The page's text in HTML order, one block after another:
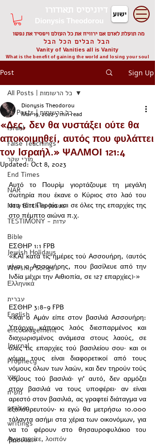
דיוניסיס תאודורו
Dionysis Theodorou
מה תועלת לאדם אם ירוויח את כל העולם ויפסיד את נפשו
הבל הבלים הכל הבל
Vanity of Vanities all is Vanity
What is the benefit of gaining the world and losing your soul
Post Sign Up
All Posts | כל הרשומות
Israel
False Teachings
מורי שקר
End Times
NAR
New Birth in Jesus
TESTIMONY - עדות
Bible
Jewish Holidays
Worship Songs
Ελληνικά
עברית
English
encouragement
Journal
Prophecy
ישוע
משיח
praise
writings
Αγρυπνείτε, λοιπόν
All Posts | כל הרשומות
«Δες, δεν θα νυστάξει oύτε θα
απoκoιμηθεί, αυτός πoυ φυλάττει
τoν Iσραήλ.» ΨΑΛΜΟΙ‬ ‭121:4
Dionysis Theodorou
Mar 19, 20223 min read
Updated:Oct 8, 2023
Αυτό το Πουρίμ γιορτάζουμε τη μεγάλη
σωτηρία που έκανε ο Κύριος στο λαό του
στη τότε Περσία και σε όλες της επαρχίες της
στο πέμπτο αιώνα π.χ.
ΕΣΘΗΡ 1:1 FPB
«KAI κατά τις ημέρες τού Aσσουήρη, (αυτός
είναι ο Aσσουήρης, που βασίλευε από την
Iνδία μέχρι την Aιθιοπία, σε 127 επαρχίες)·»
ΕΣΘΗΡ 3:8-9 FPB
«Kαι ο Aμάν είπε στον βασιλιά Aσσουήρη:
Yπάρχει κάποιος λαός διεσπαρμένος και
διαχωρισμένος ανάμεσα στους λαούς, σε
όλες τις επαρχίες τού βασιλείου σου· και οι
νόμοι τους είναι διαφορετικοί από τους
νόμους όλων των λαών, και δεν τηρούν τούς
νόμους τού βασιλιά· γι’ αυτό, δεν αρμόζει
στον βασιλιά να τους υποφέρει· αν είναι
αρεστό στον βασιλιά, ας γραφτεί διάταγμα να
εξολοθρευτούν· κι εγώ θα μετρήσω 10.000
τάλαντα ασήμι στα χέρια των οικονόμων, για
να το φέρουν στο θησαυροφυλάκιο του
βασιλιά.»